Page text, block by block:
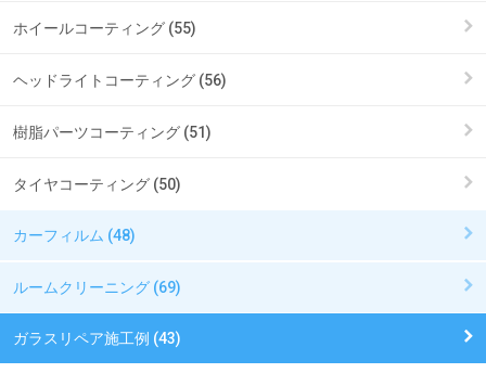
ホイールコーティング (55)
ヘッドライトコーティング (56)
樹脂パーツコーティング (51)
タイヤコーティング (50)
カーフィルム (48)
ルームクリーニング (69)
ガラスリペア施工例 (43)